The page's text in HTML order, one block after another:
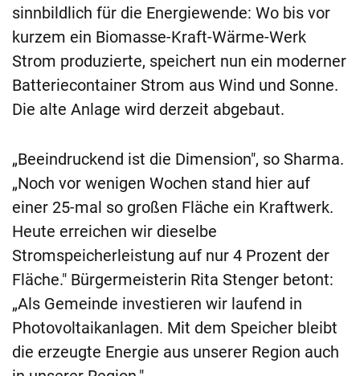
sinnbildlich für die Energiewende: Wo bis vor
kurzem ein Biomasse-Kraft-Wärme-Werk
Strom produzierte, speichert nun ein moderner
Batteriecontainer Strom aus Wind und Sonne.
Die alte Anlage wird derzeit abgebaut.
„Beeindruckend ist die Dimension", so Sharma.
„Noch vor wenigen Wochen stand hier auf
einer 25-mal so großen Fläche ein Kraftwerk.
Heute erreichen wir dieselbe
Stromspeicherleistung auf nur 4 Prozent der
Fläche." Bürgermeisterin Rita Stenger betont:
„Als Gemeinde investieren wir laufend in
Photovoltaikanlagen. Mit dem Speicher bleibt
die erzeugte Energie aus unserer Region auch